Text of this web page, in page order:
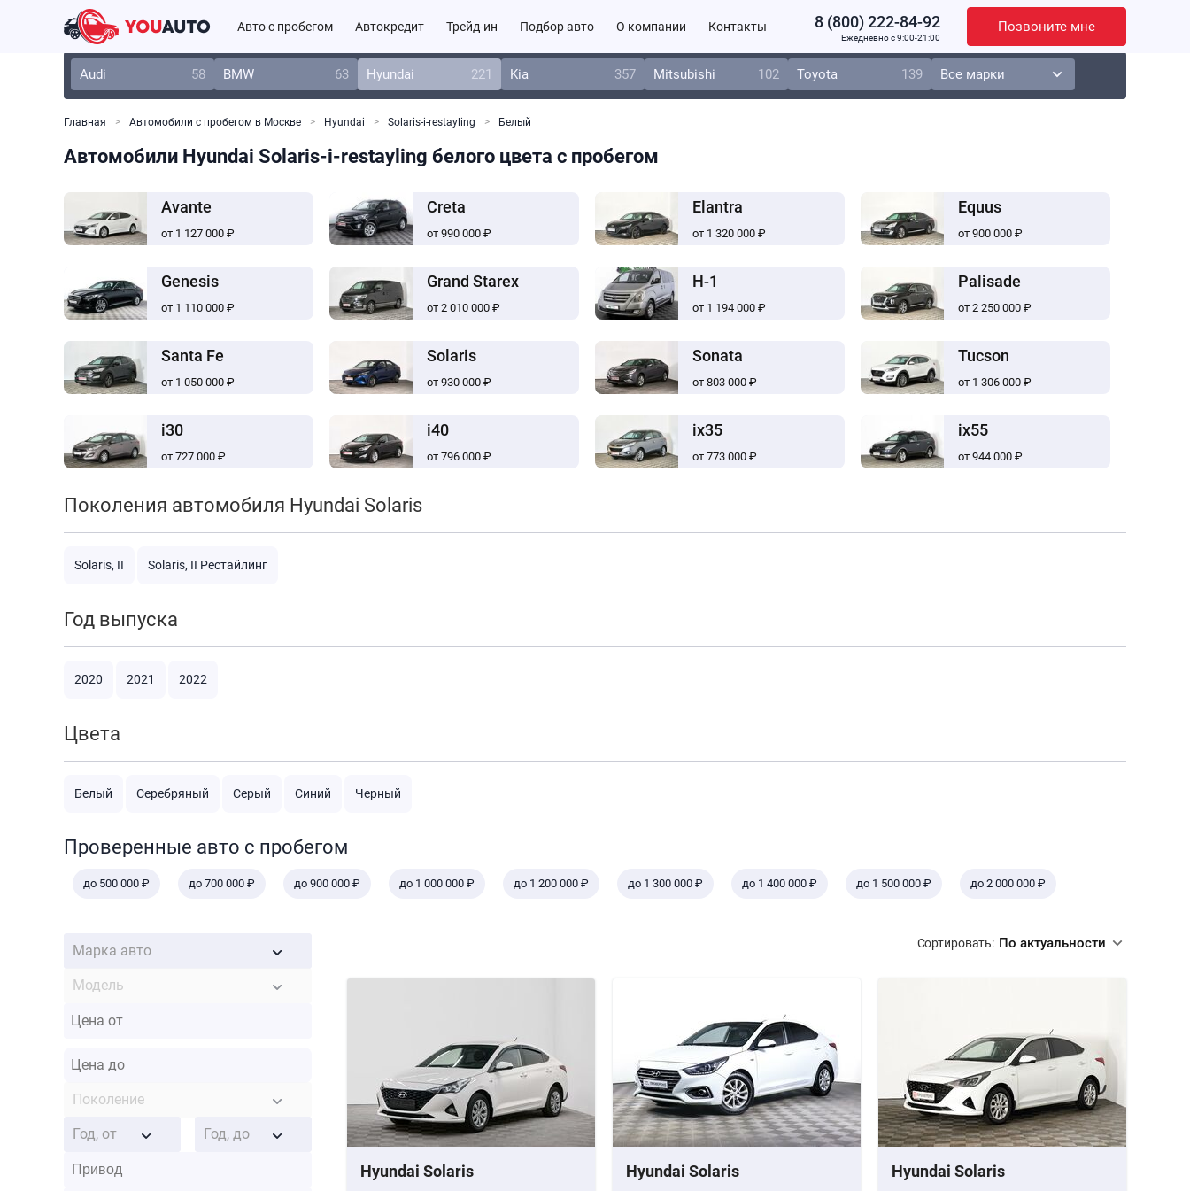
Авто с пробегом Автокредит Трейд-ин Подбор авто О компании Контакты 8 (800) 222-84-92
Ежедневно c 9:00-21:00
Позвоните мне
Audi 58 BMW 63 Hyundai 221 Kia 357 Mitsubishi 102 Toyota 139
Главная Автомобили с пробегом в Москве Hyundai Solaris-i-restayling Белый
Автомобили Hyundai Solaris-i-restayling белого цвета с пробегом
Avante
от 1 127 000 ₽
Creta
от 990 000 ₽
Elantra
от 1 320 000 ₽
Equus
от 900 000 ₽
Genesis
от 1 110 000 ₽
Grand Starex
от 2 010 000 ₽
H-1
от 1 194 000 ₽
Palisade
от 2 250 000 ₽
Santa Fe
от 1 050 000 ₽
Solaris
от 930 000 ₽
Sonata
от 803 000 ₽
Tucson
от 1 306 000 ₽
i30
от 727 000 ₽
i40
от 796 000 ₽
ix35
от 773 000 ₽
ix55
от 944 000 ₽
Поколения автомобиля Hyundai Solaris
Solaris, II Solaris, II Рестайлинг
Год выпуска
2020 2021 2022
Цвета
Белый Серебряный Серый Синий Черный
Проверенные авто с пробегом
до 500 000 ₽ до 700 000 ₽ до 900 000 ₽ до 1 000 000 ₽ до 1 200 000 ₽ до 1 300 000 ₽ до 1 400 000 ₽ до 1 500 000 ₽ до 2 000 000 ₽
Марка авто
Модель
Поколение
Год, от Год, до
Сортировать: По актуальности
Hyundai Solaris Hyundai Solaris Hyundai Solaris